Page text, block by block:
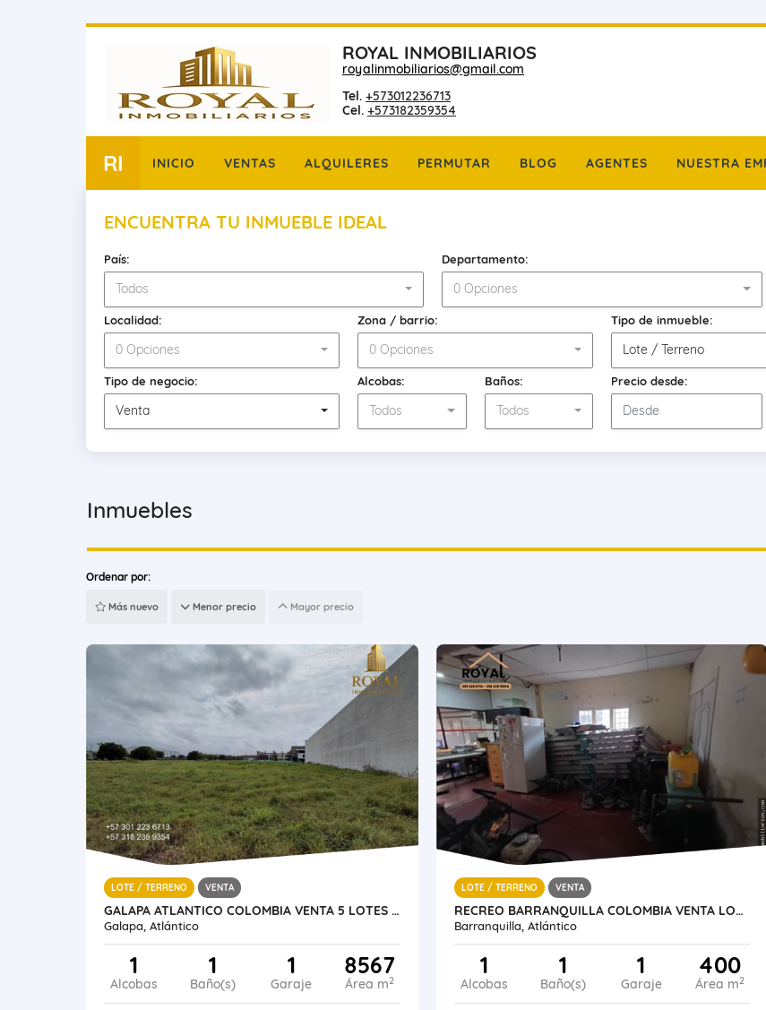
ROYAL INMOBILIARIOS
royalinmobiliarios@gmail.com
Tel. +573012236713
Cel. +573182359354
RI INICIO VENTAS ALQUILERES PERMUTAR BLOG AGENTES NUESTRA
ENCUENTRA TU INMUEBLE IDEAL
País:
Todos
Departamento:
0 Opciones
Localidad:
0 Opciones
Zona / barrio:
0 Opciones
Tipo de inmueble:
Lote / Terreno
Tipo de negocio:
Venta
Alcobas:
Todos
Baños:
Todos
Precio desde:
Inmuebles
Ordenar por:
Más nuevo Menor precio Mayor precio
LOTE / TERRENO VENTA
GALAPA ATLANTICO COLOMBIA VENTA 5 LOTES EN ZONA FRANCA 8.567 METROS
Galapa, Atlántico
1
Alcobas
1
Baño(s)
1
Garaje
8567
Área m2
LOTE / TERRENO VENTA
RECREO BARRANQUILLA COLOMBIA VENTA LOTE O CASA LOTE 400 M2 ESTRATO 3.
Barranquilla, Atlántico
1
Alcobas
1
Baño(s)
1
Garaje
400
Área m2